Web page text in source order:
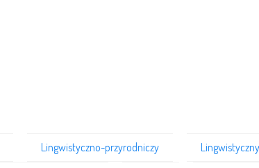
Lingwistyczno-przyrodniczy Lingwistyczny